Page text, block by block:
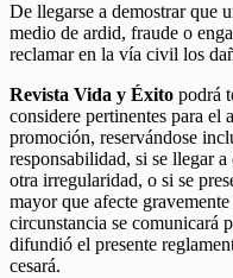
De llegarse a demostrar que
medio de ardid, fraude o
reclamar en la vía civil los
Revista Vida y Éxito podrá
considere pertinentes para el
promoción, reservándose
responsabilidad, si se llegar
otra irregularidad, o si se
mayor que afecte
circunstancia se comunicará
difundió el presente
cesará.